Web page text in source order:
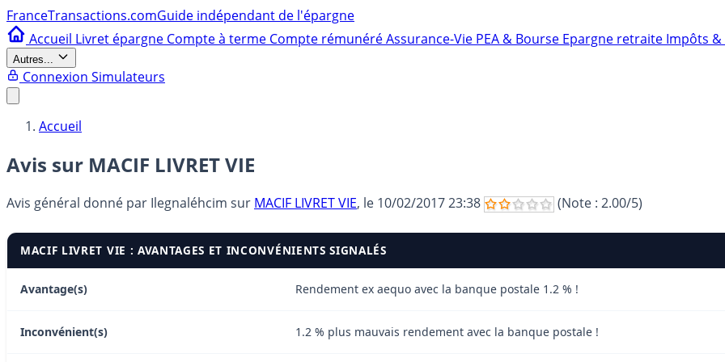
FranceTransactions.comGuide indépendant de l'épargne
Accueil Livret épargne Compte à terme Compte rémunéréAssurance-Vie PEA & Bourse Epargne retraite Impôts &
Autres...
Connexion Simulateurs
Accueil
Avis sur MACIF LIVRET VIE
Avis général donné par Ilegnaléhcim sur MACIF LIVRET VIE, le 10/02/2017 23:38 (Note : 2.00/5)
MACIF LIVRET VIE : AVANTAGES ET INCONVÉNIENTS SIGNALÉS
Avantage(s) Rendement ex aequo avec la banque postale 1.2 % !
Inconvénient(s) 1.2 % plus mauvais rendement avec la banque postale !